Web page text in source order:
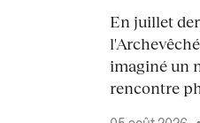
En juillet
imaginé un
rencontre